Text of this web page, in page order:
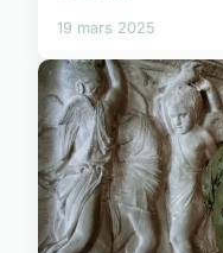
19 mars 2025